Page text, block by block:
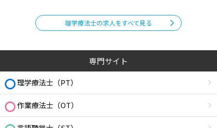
理学療法士の求人をすべて見る
専門サイト
理学療法士（PT）
作業療法士（OT）